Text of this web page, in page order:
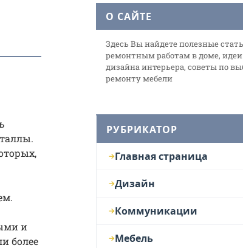
и
более
О САЙТЕ
Здесь Вы найдете полезные
ремонтным работам в доме,
дизайна интерьера, советы по
ремонту мебели
РУБРИКАТОР
Главная страница
Дизайн
Коммуникации
Мебель